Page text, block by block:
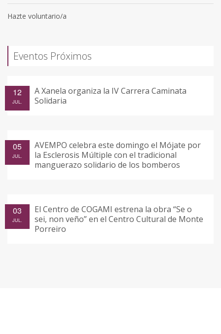
Hazte voluntario/a
Eventos Próximos
A Xanela organiza la IV Carrera Caminata
Solidaria
12
JUL.
AVEMPO celebra este domingo el Mójate por
la Esclerosis Múltiple con el tradicional
manguerazo solidario de los bomberos
05
JUL.
El Centro de COGAMI estrena la obra “Se o
sei, non veño” en el Centro Cultural de Monte
Porreiro
03
JUL.